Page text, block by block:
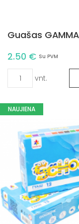
Guašas
2.50 € Su PVM
vnt.
NAUJIENA